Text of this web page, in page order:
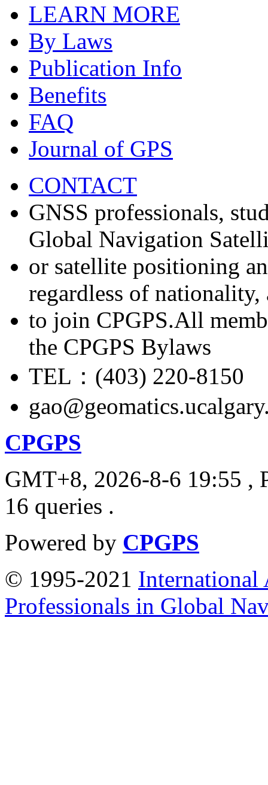
LEARN MORE
By Laws
Publication Info
Benefits
FAQ
Journal of GPS
CONTACT
GNSS professionals,
Global Navigation
or satellite positioning
regardless of nationality,
to join CPGPS.All
the CPGPS Bylaws
TEL：(403) 220-8150
CPGPS
GMT+8, 2026-8-6 19:55 ,
16 queries .
Powered by CPGPS
© 1995-2021 International
Professionals in Global